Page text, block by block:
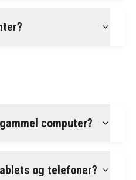
computer?
og telefoner?